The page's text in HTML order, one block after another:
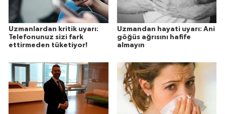
Uzmanlardan kritik uyarı:
Telefonunuz sizi fark
ettirmeden tüketiyor!
Uzmandan hayati uyarı: Ani
göğüs ağrısını hafife
almayın